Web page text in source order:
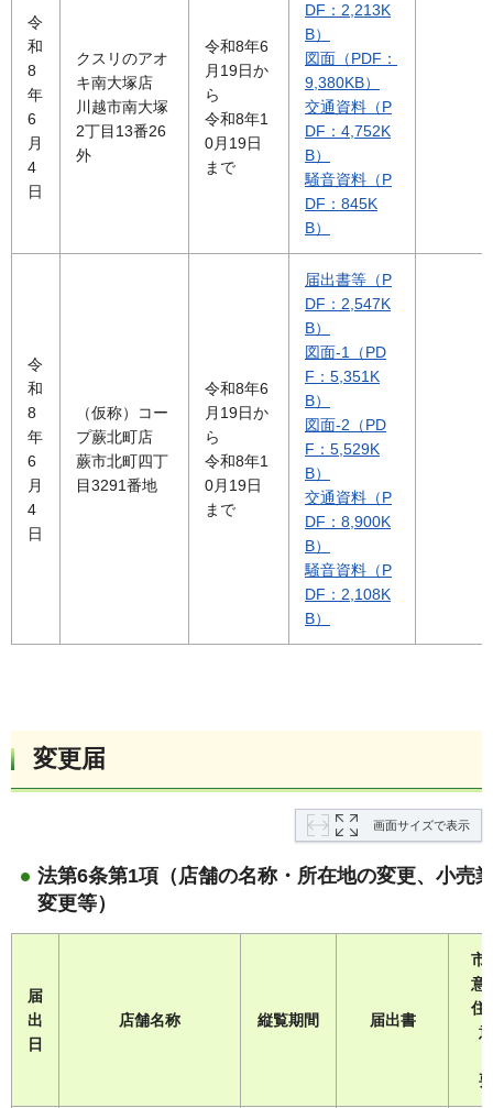
令
和
8
年
6
月
4
日
クスリのアオ
キ南大塚店
川越市南大塚
2丁目13番26
外
令和8年6
月19日か
ら
令和8年1
0月19日
まで
DF：2,213K
B）
図面（PDF：
9,380KB）
交通資料（P
DF：4,752K
B）
騒音資料（P
DF：845K
B）
令
和
8
年
6
月
4
日
（仮称）コー
プ蕨北町店
蕨市北町四丁
目3291番地
令和8年6
月19日か
ら
令和8年1
0月19日
まで
届出書等（P
DF：2,547K
B）
図面-1（PD
F：5,351K
B）
図面-2（PD
F：5,529K
B）
交通資料（P
DF：8,900K
B）
騒音資料（P
DF：2,108K
B）
変更届
画面サイズで表示
法第6条第1項（店舗の名称・所在地の変更、小売
変更等）
届
出
日
店舗名称 縦覧期間 届出書
市
意
住